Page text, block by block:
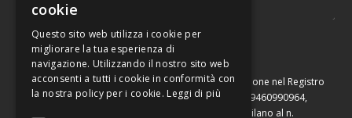
Capitale sociale di Euro 10.000,00 – Numero di iscrizione nel Registro
delle Imprese di Milano, partita Iva e codice fiscale 09460990964,
iscritta al Repertorio Economico Amministrativo di Milano al n.
cookie
Questo sito web utilizza i cookie per
migliorare la tua esperienza di
navigazione. Utilizzando il nostro sito web
acconsenti a tutti i cookie in conformità con
la nostra policy per i cookie. Leggi di più